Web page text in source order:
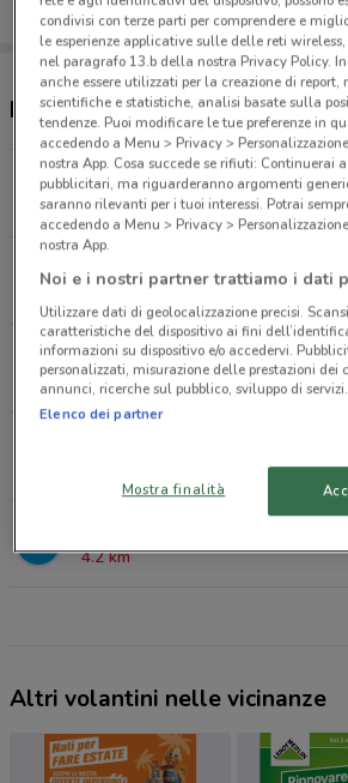
SCARICA
Negozi Fervi a Monza
VIA BREMBO 13/15 Monza
2.6 km
VIA V.EMANUELE II N.34 Besana
4 km
4.2 km
Altri volantini nelle vicinanze
condivisi con terze parti per comprendere e
le esperienze applicative sulle delle reti
nel paragrafo 13.b della nostra Privacy Policy.
anche essere utilizzati per la creazione di report,
scientifiche e statistiche, analisi basate sulla
tendenze. Puoi modificare le tue preferenze in
accedendo a Menu > Privacy >
nostra App. Cosa succede se rifiuti: Continuerai
pubblicitari, ma riguarderanno argomenti
saranno rilevanti per i tuoi interessi. Potrai
accedendo a Menu > Privacy >
nostra App.
Noi e i nostri partner trattiamo i dati
Utilizzare dati di geolocalizzazione precisi.
caratteristiche del dispositivo ai fini
informazioni su dispositivo e/o accedervi.
personalizzati, misurazione delle prestazioni dei
annunci, ricerche sul pubblico, sviluppo di servizi.
Elenco dei partner
Mostra finalità